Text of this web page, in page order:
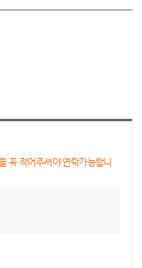
꼭 적어주셔야 연락가능합니